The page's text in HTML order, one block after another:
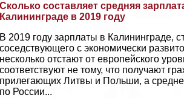
Сколько составляет средняя
Калининграде в 2019 году
В 2019 году зарплаты в Калининграде,
соседствующего с экономически
несколько отстают от европейского
соответствуют не тому, что получают
прилегающих Литвы и Польши, а
по России...